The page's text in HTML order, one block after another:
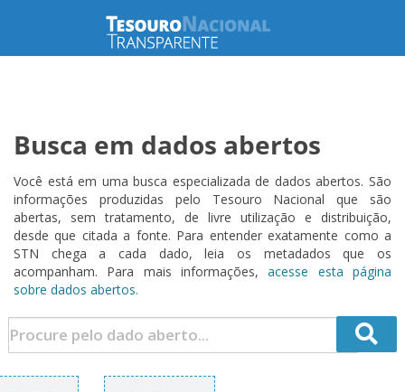
Busca em dados abertos
Você está em uma busca especializada de dados abertos. São
informações produzidas pelo Tesouro Nacional que são
abertas, sem tratamento, de livre utilização e distribuição,
desde que citada a fonte. Para entender exatamente como a
STN chega a cada dado, leia os metadados que os
acompanham. Para mais informações,acesse esta página
sobre dados abertos.